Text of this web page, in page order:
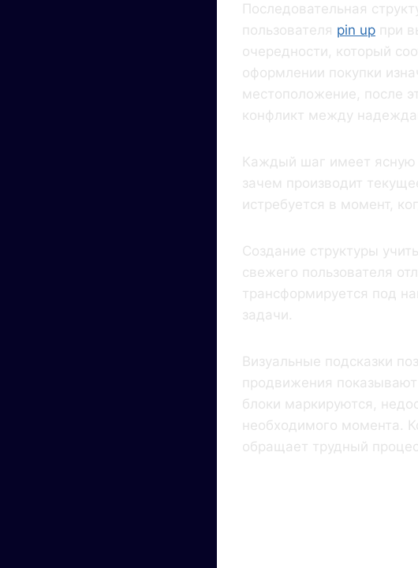
Последовательная
пользователя pin up при
очередности, который
оформлении покупки
местоположение, после
конфликт между
Каждый шаг имеет ясную
зачем производит
истребуется в момент,
Создание структуры
свежего пользователя
трансформируется под
задачи.
Визуальные подсказки
продвижения
блоки маркируются,
необходимого момента.
обращает трудный